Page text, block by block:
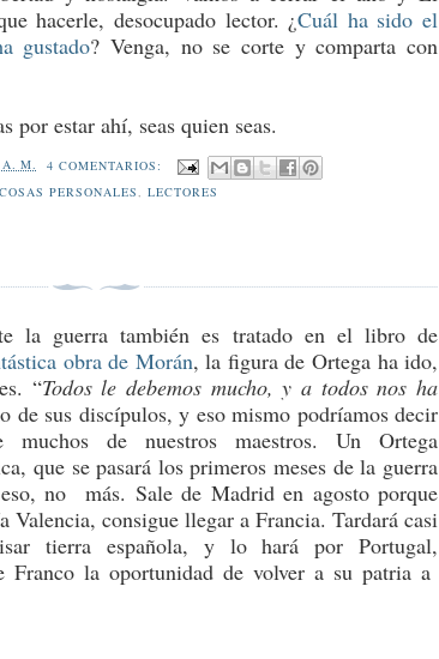
hacerle, desocupado lector. ¿Cuál ha sido el
gustado? Venga, no se corte y comparta con
por estar ahí, seas quien seas.
M.
4 COMENTARIOS:
COSAS PERSONALES,LECTORES
la guerra también es tratado en el libro de
obra de Morán, la figura de Ortega ha ido,
“Todos le debemos mucho, y a todos nos ha
de sus discípulos, y eso mismo podríamos decir
muchos de nuestros maestros. Un Ortega
que se pasará los primeros meses de la guerra
no más. Sale de Madrid en agosto porque
Valencia, consigue llegar a Francia. Tardará casi
tierra española, y lo hará por Portugal,
Franco la oportunidad de volver a su patria a